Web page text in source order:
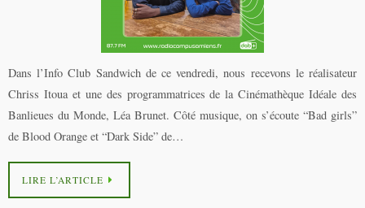
Dans l’Info Club Sandwich de ce vendredi, nous recevons le réalisateur
Chriss Itoua et une des programmatrices de la Cinémathèque Idéale des
Banlieues du Monde, Léa Brunet. Côté musique, on s’écoute “Bad girls”
de Blood Orange et “Dark Side” de…
LIRE L’ARTICLE